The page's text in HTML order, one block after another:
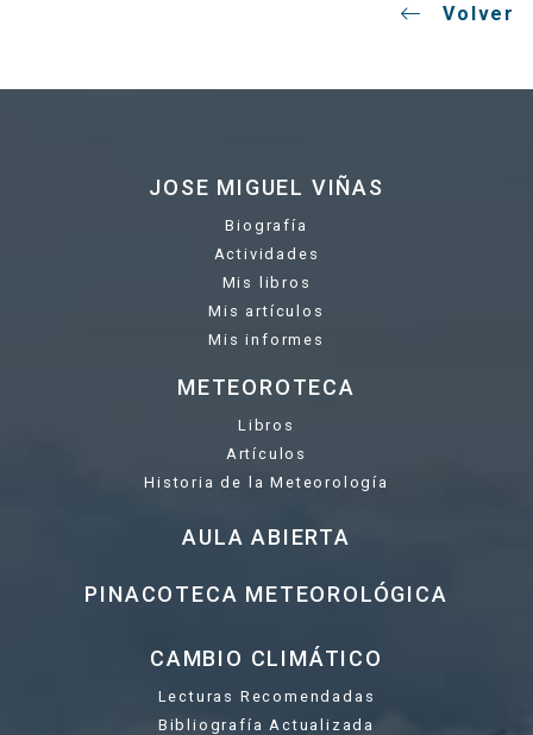
Volver
JOSE MIGUEL VIÑAS
Biografía
Actividades
Mis libros
Mis artículos
Mis informes
METEOROTECA
Libros
Artículos
Historia de la Meteorología
AULA ABIERTA
PINACOTECA METEOROLÓGICA
CAMBIO CLIMÁTICO
Lecturas Recomendadas
Bibliografía Actualizada